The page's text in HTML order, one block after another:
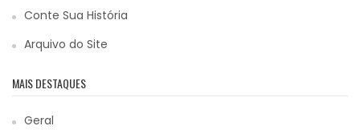
Conte Sua História
Arquivo do Site
MAIS DESTAQUES
Geral